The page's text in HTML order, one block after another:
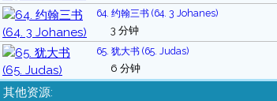
64. 约翰三书 (64. 3 Johanes)
3 分钟
65. 犹大书 (65. Judas)
6 分钟
其他资源: